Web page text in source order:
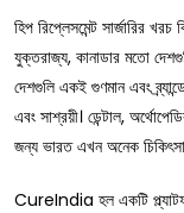
হিপ রিপ্লেসমেন্ট সার্জারির খরচ
যুক্তরাজ্য, কানাডার মতো
দেশগুলি একই গুণমান এবং
এবং সাশ্রয়ী। ডেন্টাল,
জন্য ভারত এখন অনেক
CureIndia হল একটি প্ল্যাটফর্ম